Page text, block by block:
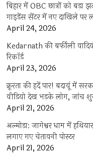
बिहार में OBC छात्रों को बड़ा
गाइडेंस सेंटर में नए दाखिले पर
April 24, 2026
Kedarnath की बर्फीली
रिकॉर्ड
April 23, 2026
क्रूरता की हदें पार! बदायूं में
वीडियो देख भड़के लोग, जांच
April 21, 2026
अल्मोड़ा: जागेश्वर धाम में
लगाए गए चेतावनी पोस्टर
April 21, 2026